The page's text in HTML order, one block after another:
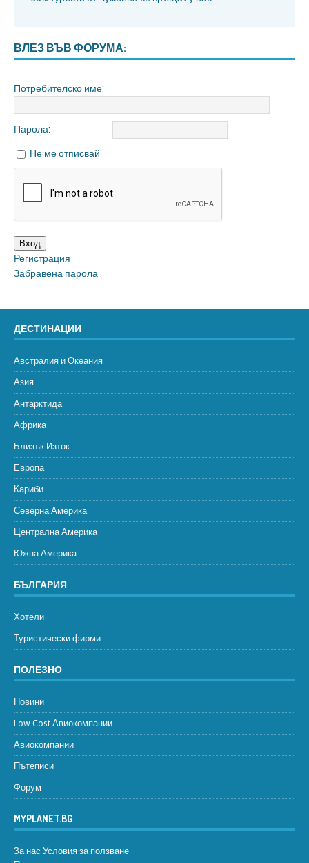
ВЛЕЗ ВЪВ ФОРУМА:
Потребителско име:
Парола:
Не ме отписвай
Вход
Регистрация
Забравена парола
ДЕСТИНАЦИИ
Австралия и Океания
Азия
Антарктида
Африка
Близък Изток
Европа
Кариби
Северна Америка
Централна Америка
Южна Америка
БЪЛГАРИЯ
Хотели
Туристически фирми
ПОЛЕЗНО
Новини
Low Cost Авиокомпании
Авиокомпании
Пътеписи
Форум
MYPLANET.BG
За нас Условия за ползване